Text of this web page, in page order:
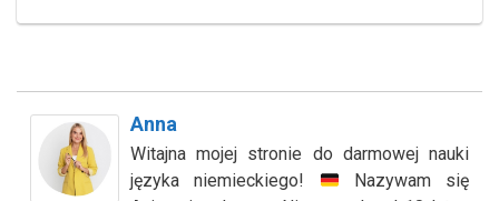
Anna
Witajna mojej stronie do darmowej nauki
języka niemieckiego!
Nazywam się